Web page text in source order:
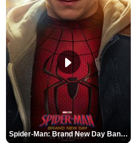
Spider-Man: Brand New Day Bande-annonce VO STFR